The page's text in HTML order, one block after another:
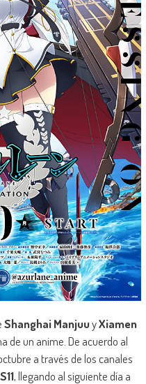
Shanghai ManjuuyXiamen
de un anime. De acuerdo al
a través de los canales
, llegando al siguiente día a